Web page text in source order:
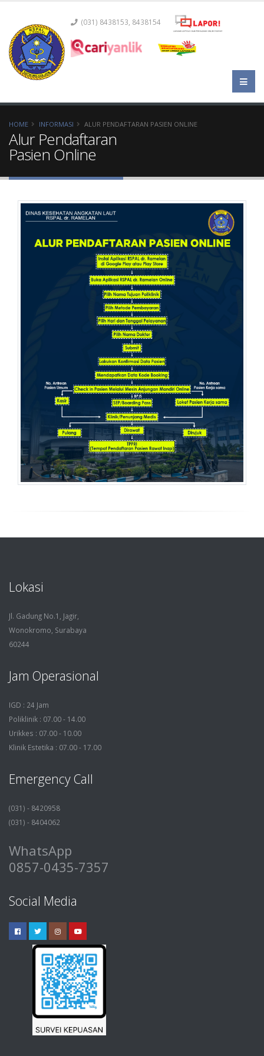
(031) 8438153, 8438154
HOME INFORMASI ALUR PENDAFTARAN PASIEN ONLINE
Alur Pendaftaran
Pasien Online
Lokasi
Jl. Gadung No.1, Jagir,
Wonokromo, Surabaya
60244
Jam Operasional
IGD : 24 Jam
Poliklinik : 07.00 - 14.00
Urikkes : 07.00 - 10.00
Klinik Estetika : 07.00 - 17.00
Emergency Call
(031) - 8420958
(031) - 8404062
WhatsApp
0857-0435-7357
Social Media